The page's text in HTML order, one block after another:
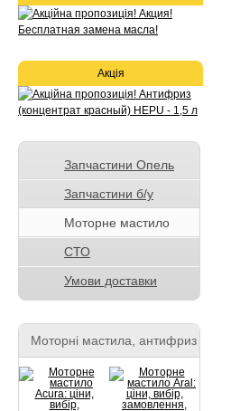
Акція
Запчастини Опель
Запчастини б/у
Моторне мастило
СТО
Умови доставки
Моторні мастила, антифриз